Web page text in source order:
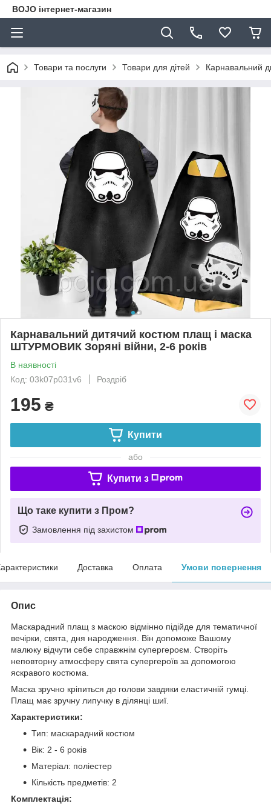
BOJO інтернет-магазин
Товари та послуги Товари для дітей Карнавальний
Карнавальний дитячий костюм плащ і маска
ШТУРМОВИК Зоряні війни, 2-6 років
В наявності
Код: 03k07p031v6
Роздріб
195 ₴
Купити
або
Купити з
Що таке купити з Пром?
Замовлення під захистом
Доставка Оплата Умови повернення
Опис
Маскарадний плащ з маскою відмінно підійде для тематичної
вечірки, свята, дня народження. Він допоможе Вашому
малюку відчути себе справжнім супергероєм. Створіть
неповторну атмосферу свята супергероїв за допомогою
яскравого костюма.
Маска зручно кріпиться до голови завдяки еластичній гумці.
Плащ має зручну липучку в ділянці шиї.
Характеристики:
Тип: маскарадний костюм
Вік: 2 - 6 років
Матеріал: поліестер
Кількість предметів: 2
Комплектація: